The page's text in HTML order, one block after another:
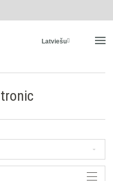
page as possible:
Latviešu
RISINĀJUMI